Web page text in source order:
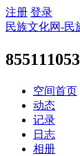
注册 登录
民族文化网-民
空间首页
动态
记录
日志
相册